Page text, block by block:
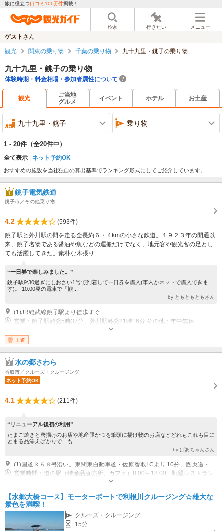
旅に役立つ口コミ100万件掲載！
検索 行きたい メニュー
ゲスト さん
観光 関東の乗り物 千葉の乗り物 九十九里・銚子の乗り物
九十九里・銚子の乗り物
体験時期・料金相場・参加者属性について
観光
ご当地
グルメ
イベント ホテル お土産
九十九里・銚子 乗り物
1 - 20件 （全20件中）
全て表示 ネット予約OK
おすすめの施設を当社独自の算出基準でランキング形式にしてご紹介しています。
銚子電気鉄道
銚子市／その他乗り物
4.2
(593件)
銚子駅と外川駅の間を走る全長約６・４kmの小さな鉄道。１９２３年の開通以
来、銚子名物である醤油や魚などの運搬だけでなく、地元客や観光客の足とし
ても活躍してきた。素朴な木張り...
“一日券で楽しみました。”
銚子駅9:30過ぎにしおさい1号で到着して一日券を購入(車内かネットで購入できま
す)。 10:00発の電車で「観...
by ともともともさん
(1)JR総武線銚子駅より徒歩すぐ
営業：銚子駅始発5時37分、外川駅終発21時16分 その他：年中無休
王道
水の郷さわら
香取市／クルーズ・クルージング
ネット予約OK
4.1 (211件)
“リニューアル後初の利用”
たまご焼きと唐揚げのお店や地産豚かつを筆頭に揚げ物のお店などどれもこれも目に
とまる品添えばかりで も...
by ぱあちゃんさん
営業時間：道の駅（特産品直売所、カフェ）8:00～18:00、眺望レストラン
9:00～16:00（年中無休、施設点検日等を除く） 営業時間：川の駅 マリー
業時間：川の駅 レンタサイクル 500円／日 9:00～17:00（貸し出しは
16:00まで） 営業時間：川の駅 遊覧船 9:00～15:00（大人1000円、小学
生500円、未就学児は無料） 休業日：川の駅 月曜日（祝日のときは翌
日）、年末年始、施設点検日
【水郷大橋コース】モーターボートで利根川クルージング☆雄大な
景色を満喫！
クルーズ・クルージング
15分